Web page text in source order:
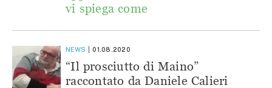
vi spiega come
NEWS 01.08.2020
“Il prosciutto di Maino”
raccontato da Daniele Calieri